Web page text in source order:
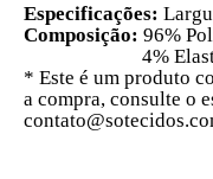
Especificações:
Composição: 96%
4%
* Este é um produto
a compra, consulte o